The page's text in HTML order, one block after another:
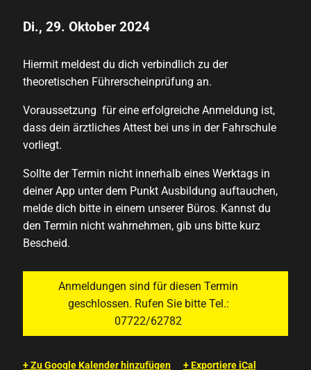
Di., 29. Oktober 2024
Hiermit meldest du dich verbindlich zu der
theoretischen Führerscheinprüfung an.
Voraussetzung für eine erfolgreiche Anmeldung ist,
dass dein ärztliches Attest bei uns in der Fahrschule
vorliegt.
Sollte der Termin nicht innerhalb eines Werktags in
deiner App unter dem Punkt Ausbildung auftauchen,
melde dich bitte in einem unserer Büros. Kannst du
den Termin nicht wahrnehmen, gib uns bitte kurz
Bescheid.
Anmeldungen sind für diesen Termin
geschlossen. Rufen Sie bitte Tel.:
07722/62782
+ Zu Google Kalender hinzufügen + Exportiere iCal